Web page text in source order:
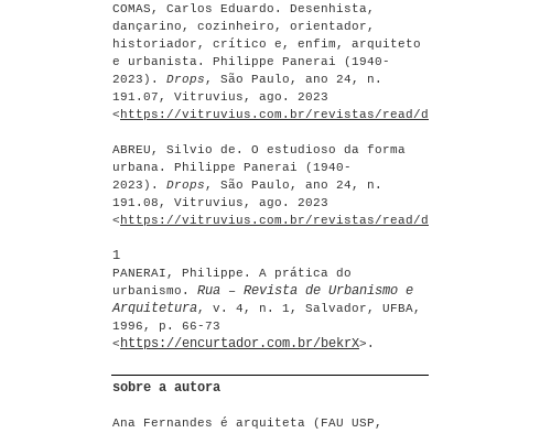
COMAS, Carlos Eduardo. Desenhista,
dançarino, cozinheiro, orientador,
historiador, crítico e, enfim, arquiteto
e urbanista. Philippe Panerai (1940-
2023). Drops , São Paulo, ano 24, n.
191.07, Vitruvius, ago. 2023
< https://vitruvius.com.br/revistas/read/drops/24.191/8906
ABREU, Silvio de. O estudioso da forma
urbana. Philippe Panerai (1940-
2023). Drops , São Paulo, ano 24, n.
191.08, Vitruvius, ago. 2023
< https://vitruvius.com.br/revistas/read/drops/24.191/8907
1
PANERAI, Philippe. A prática do
urbanismo. Rua – Revista de Urbanismo e
Arquitetura, v. 4, n. 1, Salvador, UFBA,
1996, p. 66-73
<https://encurtador.com.br/bekrX>.
sobre a autora
Ana Fernandes é arquiteta (FAU USP,